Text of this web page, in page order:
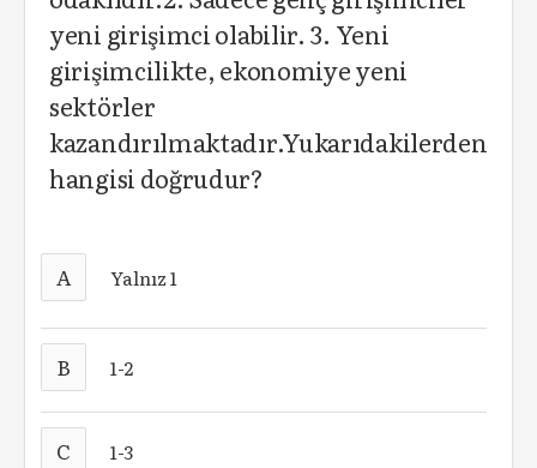
yeni girişimci olabilir. 3. Yeni
girişimcilikte, ekonomiye yeni
sektörler
kazandırılmaktadır.Yukarıdakilerden
hangisi doğrudur?
A Yalnız 1
B 1-2
C 1-3